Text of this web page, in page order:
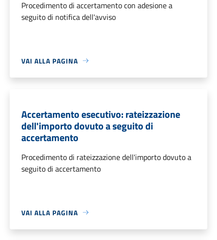
Procedimento di accertamento con adesione a
seguito di notifica dell'avviso
VAI ALLA PAGINA
Accertamento esecutivo: rateizzazione
dell'importo dovuto a seguito di
accertamento
Procedimento di rateizzazione dell'importo dovuto a
seguito di accertamento
VAI ALLA PAGINA